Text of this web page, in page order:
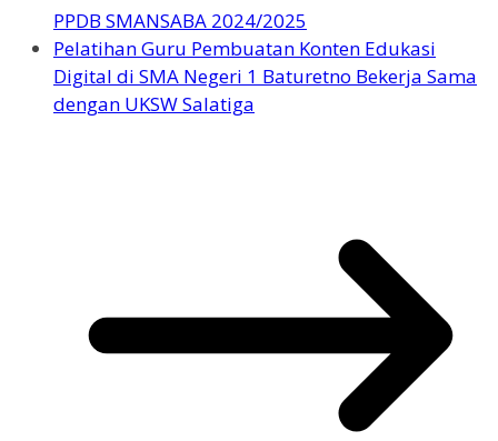
PPDB SMANSABA 2024/2025
Pelatihan Guru Pembuatan Konten Edukasi
Digital di SMA Negeri 1 Baturetno Bekerja Sama
dengan UKSW Salatiga